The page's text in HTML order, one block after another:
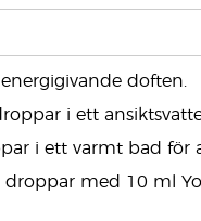
doften.
i ett
i ett varmt bad för
droppar med 10 ml